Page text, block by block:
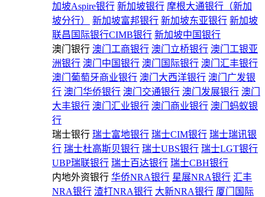
加坡Aspire银行 新加坡银行 摩根大通银行（新加
坡分行）
新加坡富邦银行 新加坡东亚银行 新加坡
联昌国际银行CIMB银行 新加坡中国银行
澳门银行 澳门工商银行 澳门立桥银行 澳门工银亚
洲银行 澳门中国银行 澳门国际银行 澳门汇丰银行
澳门葡萄牙商业银行 澳门大西洋银行 澳门广发银
行 澳门华侨银行 澳门交通银行 澳门发展银行 澳门
大丰银行 澳门汇业银行 澳门商业银行 澳门蚂蚁银
行
瑞士银行 瑞士富地银行 瑞士CIM银行 瑞士瑞讯银
行 瑞士杜高斯贝银行 瑞士UBS银行 瑞士LGT银行
UBP瑞联银行 瑞士百达银行 瑞士CBH银行
内地外资银行 华侨NRA银行 星展NRA银行 汇丰
NRA银行 渣打NRA银行 大新NRA银行 厦门国际